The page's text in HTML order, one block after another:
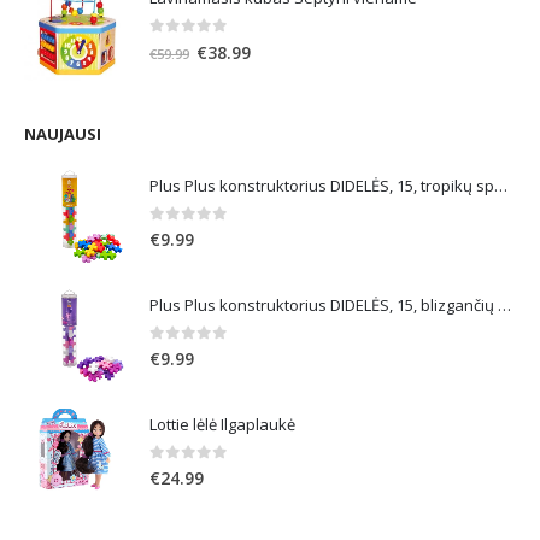
out of 5
€59.99 Original
€38.99Current
NAUJAUSI
Plus Plus konstruktorius DIDELĖS, 15, tropikų spalvos
0out of 5
€9.99
Plus Plus konstruktorius DIDELĖS, 15, blizgančių spalvų
0out of 5
€9.99
Lottie lėlė Ilgaplaukė
0out of 5
€24.99